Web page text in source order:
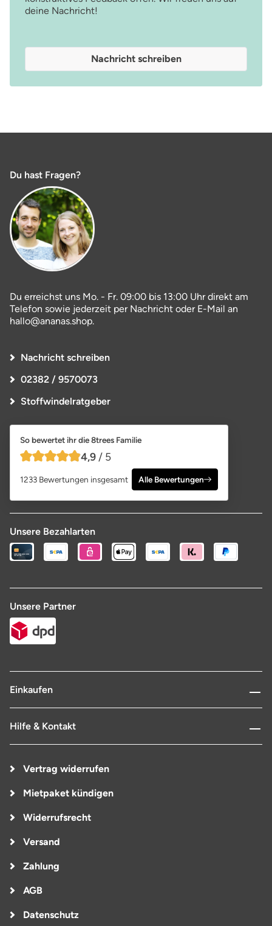
deine Nachricht!
Nachricht schreiben
Du hast Fragen?
Du erreichst uns Mo. - Fr. 09:00 bis 13:00 Uhr direkt am
Telefon sowie jederzeit per Nachricht oder E-Mail an
hallo@ananas.shop.
Nachricht schreiben
02382 / 9570073
Stoffwindelratgeber
So bewertet ihr die 8trees Familie
4,9 von 5 Sternen
4,9 / 5
1233 Bewertungen insgesamt Alle Bewertungen
Unsere Bezahlarten
Unsere Partner
Einkaufen
Hilfe & Kontakt
Vertrag widerrufen
Mietpaket kündigen
Widerrufsrecht
Versand
Zahlung
AGB
Datenschutz